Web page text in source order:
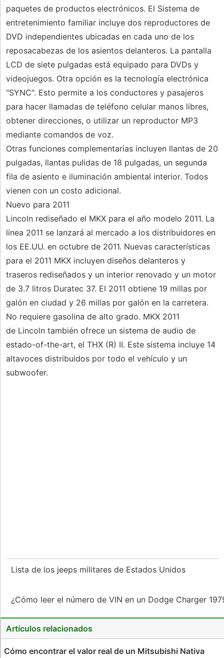
paquetes de productos electrónicos. El Sistema de
entretenimiento familiar incluye dos reproductores de
DVD independientes ubicadas en cada uno de los
reposacabezas de los asientos delanteros. La pantalla
LCD de siete pulgadas está equipado para DVDs y
videojuegos. Otra opción es la tecnología electrónica
"SYNC". Esto permite a los conductores y pasajeros
para hacer llamadas de teléfono celular manos libres,
obtener direcciones, o utilizar un reproductor MP3
mediante comandos de voz.
Otras funciones complementarias incluyen llantas de 20
pulgadas, llantas pulidas de 18 pulgadas, un segunda
fila de asiento e iluminación ambiental interior. Todos
vienen con un costo adicional.
Nuevo para 2011
Lincoln rediseñado el MKX para el año modelo 2011. La
línea 2011 se lanzará al mercado a los distribuidores en
los EE.UU. en octubre de 2011. Nuevas características
para el 2011 MKX incluyen diseños delanteros y
traseros rediseñados y un interior renovado y un motor
de 3.7 litros Duratec 37. El 2011 obtiene 19 millas por
galón en ciudad y 26 millas por galón en la carretera.
No requiere gasolina de alto grado. MKX 2011
de Lincoln también ofrece un sistema de audio de
estado-of-the-art, el THX (R) II. Este sistema incluye 14
altavoces distribuidos por todo el vehículo y un
subwoofer.
Lista de los jeeps militares de Estados Unidos
¿Cómo leer el número de VIN en un Dodge Charger
Artículos relacionados
Cómo encontrar el valor real de un Mitsubishi Nativa